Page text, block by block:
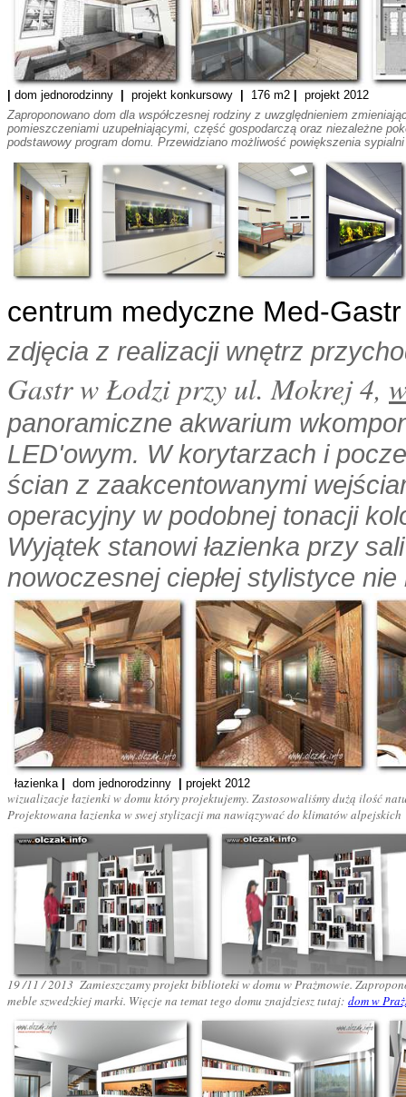
dom jednorodzinny projekt konkursowy 176 m2
projekt 2012
Zaproponowano dom dla współczesnej rodziny z uwzględnieniem
pomieszczeniami uzupełniającymi, część gospodarczą oraz niezależne
podstawowy program domu. Przewidziano możliwość powiększenia
centrum medyczne Med-Gastr
zdjęcia z realizacji wnętrz
Gastr w Łodzi przy ul. Mokrej 4,
panoramiczne akwarium
LED'owym. W korytarzach i
ścian z zaakcentowanymi
operacyjny w podobnej tonacji
Wyjątek stanowi łazienka przy
nowoczesnej ciepłej stylistyce
łazienka dom jednorodzinny projekt 2012
wizualizacje łazienki wdomu który projektujemy. Zastosowaliśmy dużą ilość
Projektowana łazienka w swej stylizacji ma nawiązywać do klimatów
19 /11 / 2013 Zamieszczamy projekt biblioteki w domu w Prażmowie.
meble szwedzkiej marki. Więcje na temat tego domu znajdziesz tutaj: dom w